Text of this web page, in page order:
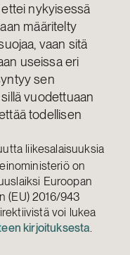
nykyisessä
määritelty
vaan sitä
useissa eri
sen
vuodettuaan
todellisen
liikesalaisuuksia
on
Euroopan
(EU) 2016/943
voi lukea
kirjoituksesta.